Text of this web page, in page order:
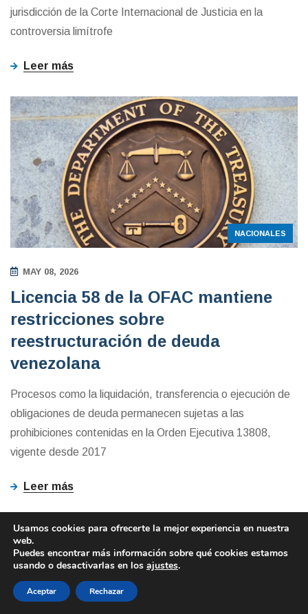
jurisdicción de la Corte Internacional de Justicia en la
controversia limítrofe
Leer más
NACIONALES
MAY 08, 2026
Licencia 58 de la OFAC mantiene
restricciones sobre
reestructuración de deuda
venezolana
Procesos como la liquidación, transferencia o ejecución de
obligaciones de deuda permanecen sujetas a las
prohibiciones contenidas en la Orden Ejecutiva 13808,
vigente desde 2017
Leer más
Usamos cookies para ofrecerte la mejor experiencia en nuestra
web.
Puedes encontrar más información sobre qué cookies estamos
usando o desactivarlas en los ajustes.
Aceptar Rechazar